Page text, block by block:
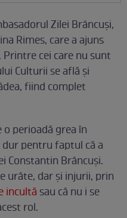
Zilei Brâncuși,
Rimes, care a ajuns
cei care nu sunt
Culturii se află şi
fiind complet
perioadă grea în
pentru faptul că a
Constantin Brâncuşi.
urâte, dar şi injurii, prin
incultă sau că nu i se
rol.